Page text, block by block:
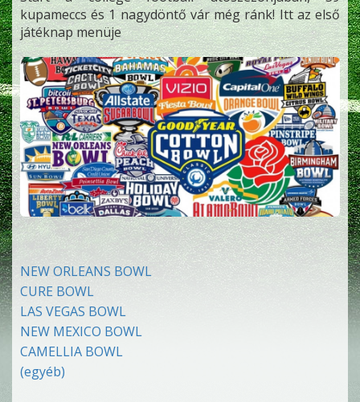
kupameccs és 1 nagydöntő vár még ránk! Itt az első
játéknap menüje
NEW ORLEANS BOWL
CURE BOWL
LAS VEGAS BOWL
NEW MEXICO BOWL
CAMELLIA BOWL
(egyéb)